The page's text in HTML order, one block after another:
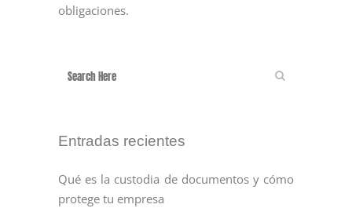
obligaciones.
Entradas recientes
Qué es la custodia de documentos y cómo
protege tu empresa